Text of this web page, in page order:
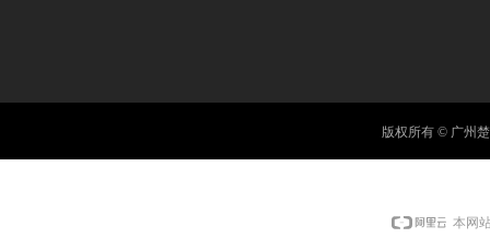
版权所有 © 广州
本网